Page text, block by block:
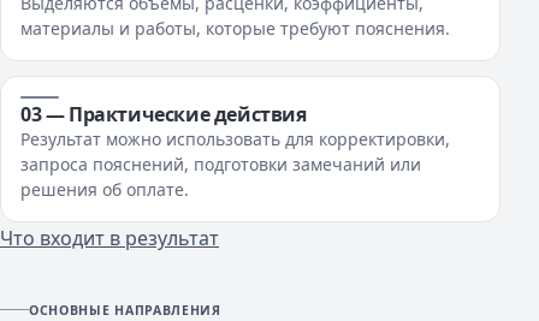
материалы и работы, которые требуют пояснения.
03 — Практические действия
Результат можно использовать для корректировки,
запроса пояснений, подготовки замечаний или
решения об оплате.
Что входит в результат
ОСНОВНЫЕ НАПРАВЛЕНИЯ